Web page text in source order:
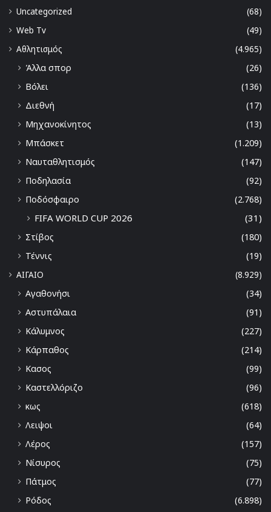
Uncategorized
(68)
Web Tv
(49)
Αθλητισμός
(4.965)
Άλλα σπορ
(26)
Βόλει
(136)
Διεθνή
(17)
Μηχανοκίνητος
(13)
Μπάσκετ
(1.209)
Ναυταθλητισμός
(147)
Ποδηλασία
(92)
Ποδόσφαιρο
(2.768)
FIFA WORLD CUP 2026 (31)
Στίβος
(180)
Τέννις
(19)
ΑΙΓΑΙΟ
(8.929)
Αγαθονήσι
(34)
Αστυπάλαια
(91)
Κάλυμνος
(227)
Κάρπαθος
(214)
Κασος
(99)
Καστελλόριζο
(96)
κως
(618)
Λειψοι
(64)
Λέρος
(157)
Νίσυρος
(75)
Πάτμος
(77)
Ρόδος
(6.898)